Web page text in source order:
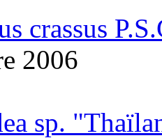
crassus
2006
sp.